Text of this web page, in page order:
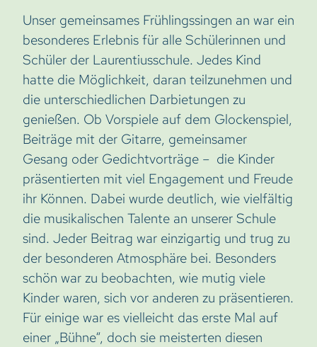
Unser gemeinsames Frühlingssingen an war ein
besonderes Erlebnis für alle Schülerinnen und
Schüler der Laurentiusschule. Jedes Kind
hatte die Möglichkeit, daran teilzunehmen und
die unterschiedlichen Darbietungen zu
genießen. Ob Vorspiele auf dem Glockenspiel,
Beiträge mit der Gitarre, gemeinsamer
Gesang oder Gedichtvorträge – die Kinder
präsentierten mit viel Engagement und Freude
ihr Können. Dabei wurde deutlich, wie vielfältig
die musikalischen Talente an unserer Schule
sind. Jeder Beitrag war einzigartig und trug zu
der besonderen Atmosphäre bei. Besonders
schön war zu beobachten, wie mutig viele
Kinder waren, sich vor anderen zu präsentieren.
Für einige war es vielleicht das erste Mal auf
einer „Bühne“, doch sie meisterten diesen